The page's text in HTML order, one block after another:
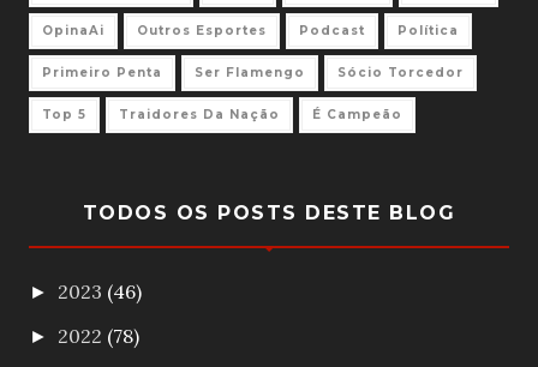
OpinaAi Outros Esportes Podcast Política
Primeiro Penta Ser Flamengo Sócio Torcedor
Top 5 Traidores Da Nação É Campeão
TODOS OS POSTS DESTE BLOG
► 2023 (46)
► 2022 (78)